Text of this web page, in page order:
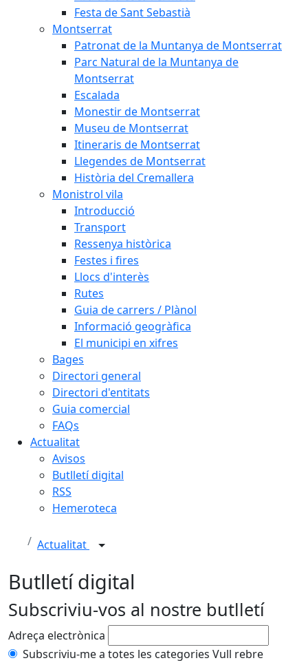
Festa de Sant Sebastià
Montserrat
Patronat de la Muntanya de Montserrat
Parc Natural de la Muntanya de
Montserrat
Escalada
Monestir de Montserrat
Museu de Montserrat
Itineraris de Montserrat
Llegendes de Montserrat
Història del Cremallera
Monistrol vila
Introducció
Transport
Ressenya històrica
Festes i fires
Llocs d'interès
Rutes
Guia de carrers / Plànol
Informació geogràfica
El municipi en xifres
Bages
Directori general
Directori d'entitats
Guia comercial
FAQs
Actualitat
Avisos
Butlletí digital
RSS
Hemeroteca
Actualitat
Butlletí digital
Subscriviu-vos al nostre butlletí
Adreça electrònica
Subscriviu-me a totes les categories Vull rebre